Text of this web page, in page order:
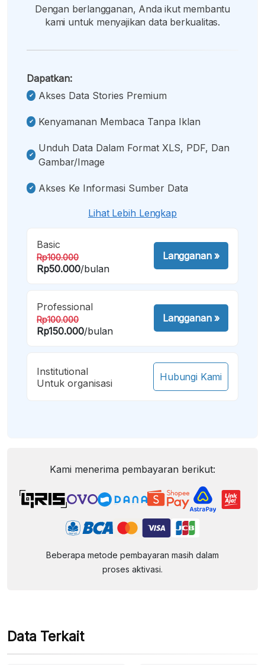
Dengan berlangganan, Anda ikut membantu
kami untuk menyajikan data berkualitas.
Dapatkan:
Akses Data Stories Premium
Kenyamanan Membaca Tanpa Iklan
Unduh Data Dalam Format XLS, PDF, Dan
Gambar/image
Akses Ke Informasi Sumber Data
Lihat Lebih Lengkap
Basic
Rp100.000
Rp50.000/bulan
Langganan»
Professional
Rp100.000
Rp150.000/bulan
Langganan»
Institutional
Untuk organisasi
Hubungi Kami
Kami menerima pembayaran berikut:
Beberapa metode pembayaran masih dalam
proses aktivasi.
Data Terkait